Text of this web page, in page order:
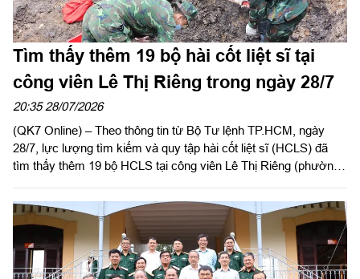
Tìm thấy thêm 19 bộ hài cốt liệt sĩ tại
công viên Lê Thị Riêng trong ngày 28/7
20:35 28/07/2026
(QK7 Online) – Theo thông tin từ Bộ Tư lệnh TP.HCM, ngày
28/7, lực lượng tìm kiếm và quy tập hài cốt liệt sĩ (HCLS) đã
tìm thấy thêm 19 bộ HCLS tại công viên Lê Thị Riêng (phường